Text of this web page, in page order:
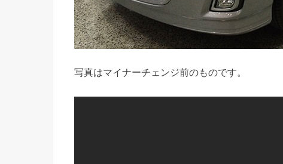
写真はマイナーチェンジ前のものです。